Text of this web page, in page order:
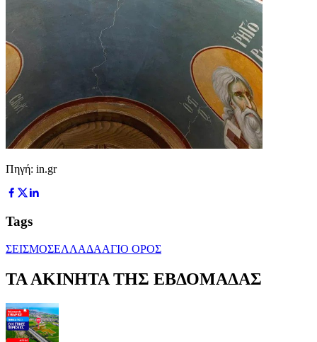
Πηγή: in.gr
Tags
ΣΕΙΣΜΟΣΕΛΛΑΔΑΑΓΙΟ ΟΡΟΣ
ΤΑ ΑΚΙΝΗΤΑ ΤΗΣ ΕΒΔΟΜΑΔΑΣ